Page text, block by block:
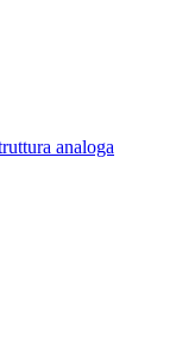
analoga